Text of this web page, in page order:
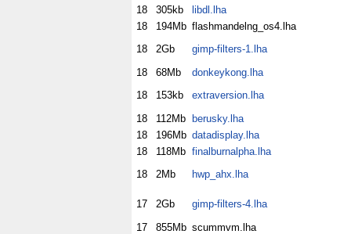
18
305kb
libdl.lha
18
194Mb flashmandelng_os4.lha
18
2Gb
gimp-filters-1.lha
18
68Mb
donkeykong.lha
18
153kb
extraversion.lha
18
112Mb
berusky.lha
18
196Mb datadisplay.lha
18
118Mb finalburnalpha.lha
18
2Mb hwp_ahx.lha
17 2Gb
gimp-filters-4.lha
17
855Mb scummvm.lha